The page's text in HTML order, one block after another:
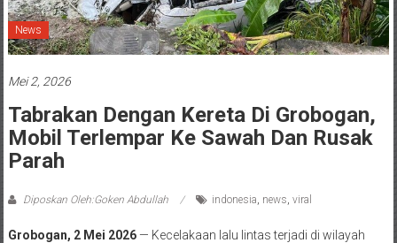
News
Mei 2, 2026
Tabrakan Dengan Kereta Di Grobogan,
Mobil Terlempar Ke Sawah Dan Rusak
Parah
Diposkan Oleh:Goken Abdullah indonesia, news, viral
Grobogan, 2 Mei 2026— Kecelakaan lalu lintas terjadi di wilayah